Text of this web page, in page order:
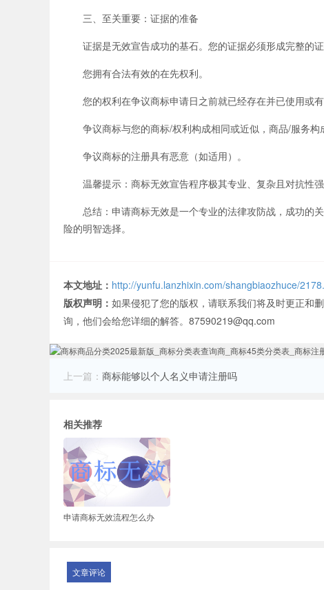
三、至关重要：证据的准备
证据是无效宣告成功的基石。您的证据必须形成完整的证
您拥有合法有效的在先权利。
您的权利在争议商标申请日之前就已经存在并已使用或有
争议商标与您的商标/权利构成相同或近似，商品/服务构
争议商标的注册具有恶意（如适用）。
温馨提示：商标无效宣告程序极其专业、复杂且对抗性强
总结：申请商标无效是一个专业的法律攻防战，成功的关
险的明智选择。
本文地址： http://yunfu.lanzhixin.com/shangbiaozhuce/
版权声明： 如果侵犯了您的版权，请联系我们将及时更正和
询，他们会给您详细的解答。87590219@qq.com
上一篇： 商标能够以个人名义申请注册吗
相关推荐
申请商标无效流程怎么办
文章评论